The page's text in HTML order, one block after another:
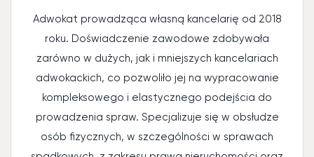
Adwokat prowadząca własną kancelarię od 2018
roku. Doświadczenie zawodowe zdobywała
zarówno w dużych, jak i mniejszych kancelariach
adwokackich, co pozwoliło jej na wypracowanie
kompleksowego i elastycznego podejścia do
prowadzenia spraw. Specjalizuje się w obsłudze
osób fizycznych, w szczególności w sprawach